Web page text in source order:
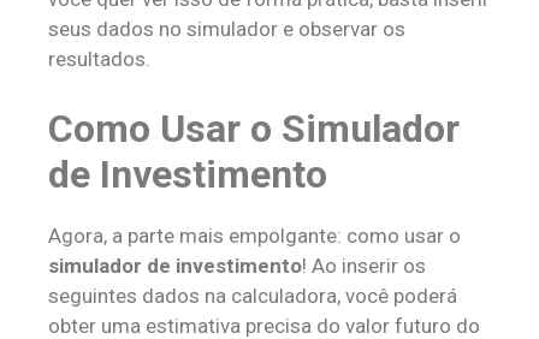
seus dados no simulador e observar os
resultados.
Como Usar o Simulador
de Investimento
Agora, a parte mais empolgante: como usar o
simulador de investimento! Ao inserir os
seguintes dados na calculadora, você poderá
obter uma estimativa precisa do valor futuro do